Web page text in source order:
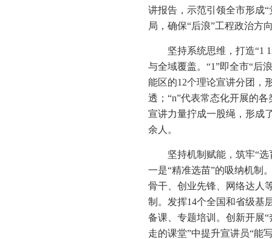
讲报告，示范引领全市形成
局，确保“后浪”工程政治方
坚持系统思维，打造“1
与全域覆盖。“1”即全市“后
能区的12个理论宣讲分团，
透；“n”代表常态化开展的
宣讲力量拧成一股绳，形成
余人。
坚持机制赋能，筑牢“
一是“精准选苗”的吸纳机制
骨干、创业先锋、网络达人
制。发挥14个全国和省级基
备课、专题培训。创新开展
走的课堂”中提升宣讲员“能